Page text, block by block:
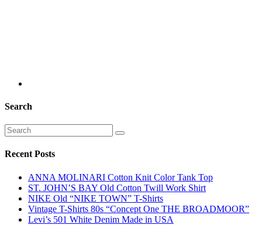
Search
Recent Posts
ANNA MOLINARI Cotton Knit Color Tank Top
ST. JOHN’S BAY Old Cotton Twill Work Shirt
NIKE Old “NIKE TOWN” T-Shirts
Vintage T-Shirts 80s “Concept One THE BROADMOOR”
Levi’s 501 White Denim Made in USA